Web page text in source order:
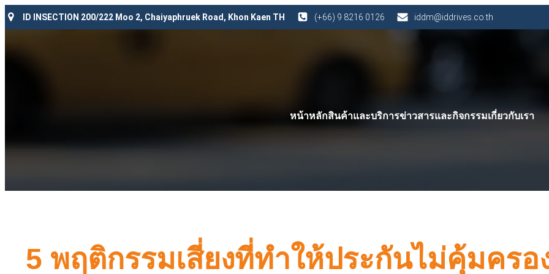
ID INSECTION 200/222 Moo 2, Chaiyaphruek Road, Khon Kaen TH (+66) 9 8216 0126 iddm@iddrives.co.th
หน้าหลักสินค้าและบริการข่าวสารและกิจกรรมเกี่ยวกับเรา
5 พฤติกรรมเสี่ยงที่ทำให้ประกันไม่คุ้มครอ